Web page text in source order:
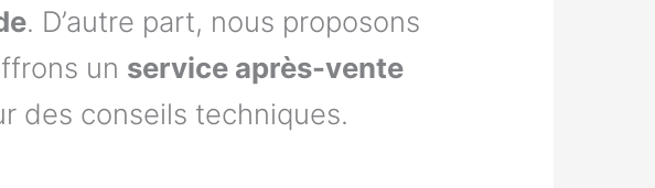
. D’autre part, nous proposons
un service après-vente
des conseils techniques.